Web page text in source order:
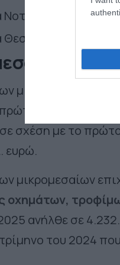
Νοτίου Αιγαίου,
Θεσσαλίας, μείωση
μικρομεσαίων
τρίμηνο του
σε σχέση με το
ευρώ.
μικρομεσαίων
οχημάτων,
ανήλθε σε
του 2024